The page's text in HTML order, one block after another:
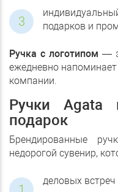
подарков и
Ручка с логотипом —
ежедневно
компании.
Ручки Agata
подарок
Брендированные
недорогой сувенир,
деловых